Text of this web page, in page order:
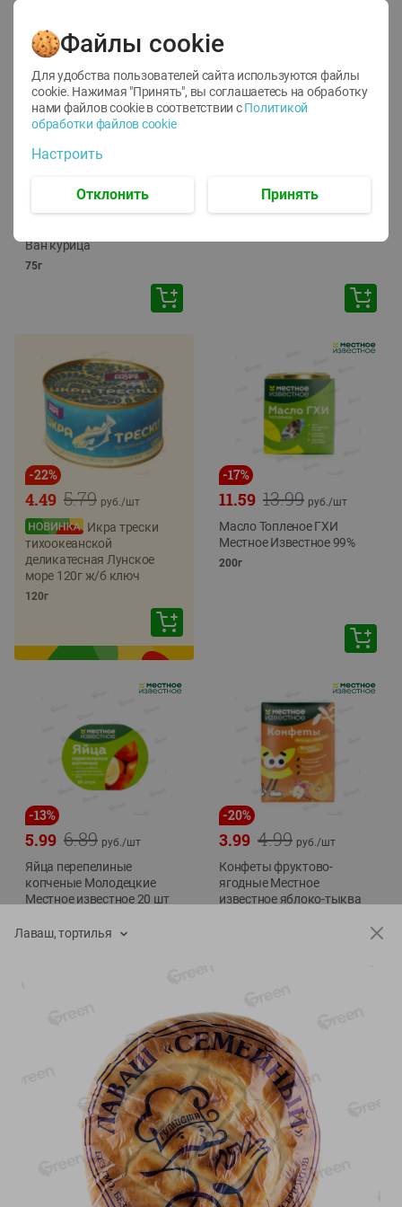
12
1.05 руб./
руб./шт
Корм влаж. для кош. с
Ван курица
75г
ТОФУ Vegetus ТВЕРДЫЙ
-22%
5.79
4.49 руб./шт
Икра трески
тихоокеанской
деликатесная Лунское
море 120г ж/б ключ
120г
-17%
13.99
11.59 руб./шт
Масло Топленое ГХИ
Местное Известное 99%
200г
-13%
6.89
5.99 руб./шт
Яйца перепелиные
копченые Молодецкие
Местное известное 20 шт
20шт в уп
-20%
4.99
3.99 руб./шт
Конфеты фруктово-
ягодные Местное
известное яблоко-тыква
Показать 15-28 из 78
Каталог товаров
Специально для вас
Лаваш, тортилья
Файлы cookie
Для удобства пользователей сайта используются файлы
cookie. Нажимая "Принять", вы соглашаетесь на обработку
нами файлов cookie в соответствии с Политикой
обработки файлов cookie
Настроить
Отклонить Принять